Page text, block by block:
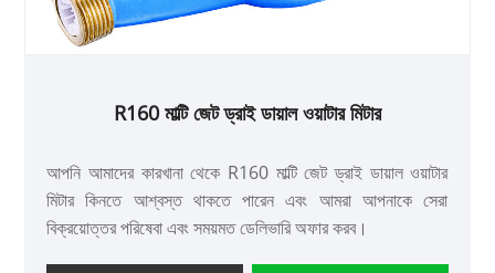
R160 মাল্টি জেট ড্রাই ডায়াল ওয়াটার মিটার
আপনি আমাদের কারখানা থেকে R160 মাল্টি জেট ড্রাই ডায়াল ওয়াটার
মিটার কিনতে আশ্বস্ত থাকতে পারেন এবং আমরা আপনাকে সেরা
বিক্রয়োত্তর পরিষেবা এবং সময়মত ডেলিভারি অফার করব।